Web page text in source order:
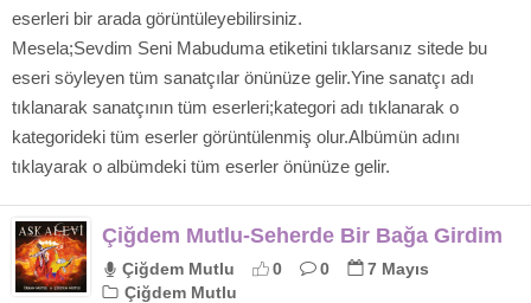
eserleri bir arada görüntüleyebilirsiniz.
Mesela;Sevdim Seni Mabuduma etiketini tıklarsanız sitede bu
eseri söyleyen tüm sanatçılar önünüze gelir.Yine sanatçı adı
tıklanarak sanatçının tüm eserleri;kategori adı tıklanarak o
kategorideki tüm eserler görüntülenmiş olur.Albümün adını
tıklayarak o albümdeki tüm eserler önünüze gelir.
Çiğdem Mutlu-Seherde Bir Bağa Girdim
Çiğdem Mutlu 0 0
7 Mayıs
Çiğdem Mutlu